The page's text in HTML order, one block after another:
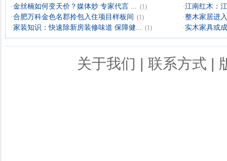
·金丝楠如何变天价？媒体炒 专家代言 ... (1) ·江南红木：
·合肥万科金色名郡拎包入住项目样板间 (1) ·整木家居进
·家装知识：快速除新房装修味道 保障健... (1) ·实木家具或
关于我们 | 联系方式 |